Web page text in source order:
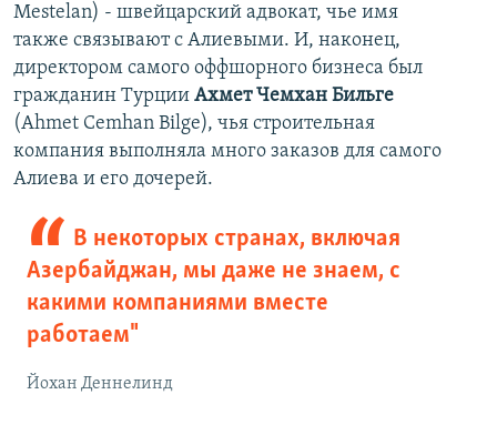
Mestelan) - швейцарский адвокат, чье имя
также связывают с Алиевыми. И, наконец,
директором самого оффшорного бизнеса был
гражданин Турции Ахмет Чемхан Бильге
(Ahmet Cemhan Bilge), чья строительная
компания выполняла много заказов для самого
Алиева и его дочерей.
В некоторых странах, включая
Азербайджан, мы даже не знаем, с
какими компаниями вместе
работаем"
Йохан Деннелинд